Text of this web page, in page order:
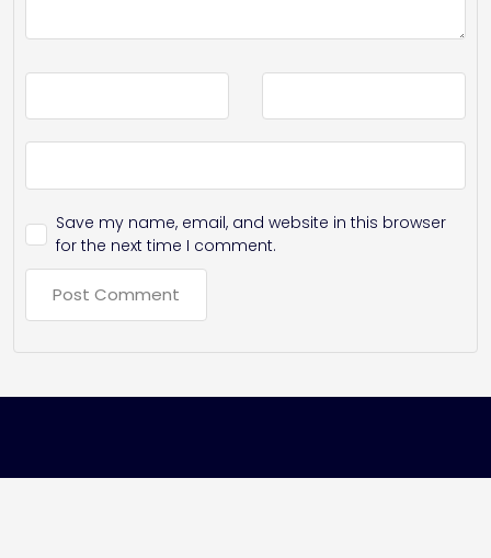
Save my name, email, and website in this browser
for the next time I comment.